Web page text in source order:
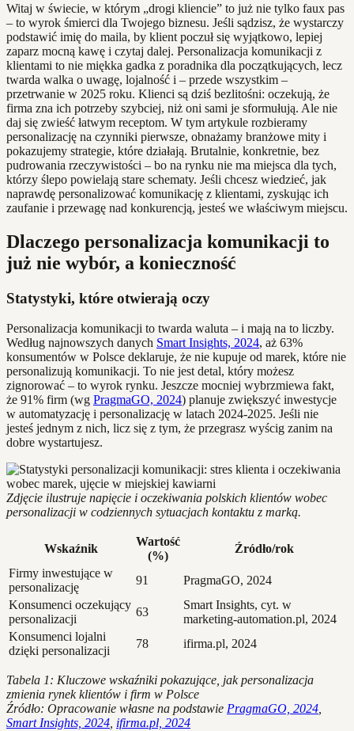
Witaj w świecie, w którym „drogi kliencie” to już nie tylko faux pas
– to wyrok śmierci dla Twojego biznesu. Jeśli sądzisz, że wystarczy
podstawić imię do maila, by klient poczuł się wyjątkowo, lepiej
zaparz mocną kawę i czytaj dalej. Personalizacja komunikacji z
klientami to nie miękka gadka z poradnika dla początkujących, lecz
twarda walka o uwagę, lojalność i – przede wszystkim –
przetrwanie w 2025 roku. Klienci są dziś bezlitośni: oczekują, że
firma zna ich potrzeby szybciej, niż oni sami je sformułują. Ale nie
daj się zwieść łatwym receptom. W tym artykule rozbieramy
personalizację na czynniki pierwsze, obnażamy branżowe mity i
pokazujemy strategie, które działają. Brutalnie, konkretnie, bez
pudrowania rzeczywistości – bo na rynku nie ma miejsca dla tych,
którzy ślepo powielają stare schematy. Jeśli chcesz wiedzieć, jak
naprawdę personalizować komunikację z klientami, zyskując ich
zaufanie i przewagę nad konkurencją, jesteś we właściwym miejscu.
Dlaczego personalizacja komunikacji to
już nie wybór, a konieczność
Statystyki, które otwierają oczy
Personalizacja komunikacji to twarda waluta – i mają na to liczby.
Według najnowszych danych Smart Insights, 2024, aż 63%
konsumentów w Polsce deklaruje, że nie kupuje od marek, które nie
personalizują komunikacji. To nie jest detal, który możesz
zignorować – to wyrok rynku. Jeszcze mocniej wybrzmiewa fakt,
że 91% firm (wg PragmaGO, 2024) planuje zwiększyć inwestycje
w automatyzację i personalizację w latach 2024-2025. Jeśli nie
jesteś jednym z nich, licz się z tym, że przegrasz wyścig zanim na
dobre wystartujesz.
Zdjęcie ilustruje napięcie i oczekiwania polskich klientów wobec
personalizacji w codziennych sytuacjach kontaktu z marką.
Wskaźnik
Wartość
(%)
Źródło/rok
Firmy inwestujące w
personalizację
91
PragmaGO, 2024
Konsumenci oczekujący
personalizacji
63
Smart Insights, cyt. w
marketing-automation.pl, 2024
Konsumenci lojalni
dzięki personalizacji
78 ifirma.pl, 2024
Tabela 1: Kluczowe wskaźniki pokazujące, jak personalizacja
zmienia rynek klientów i firm w Polsce
Źródło: Opracowanie własne na podstawie PragmaGO, 2024
Smart Insights, 2024 ifirma.pl, 2024